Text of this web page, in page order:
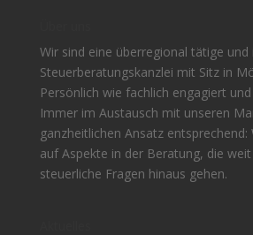
Wir sind eine überregional tätige
Steuerberatungskanzlei mit Sitz in
Persönlich wie fachlich engagiert
Immer im Austausch mit unseren
ganzheitlichen Ansatz entsprechend:
auf Aspekte in der Beratung, die
steuerliche Fragen hinaus gehen.